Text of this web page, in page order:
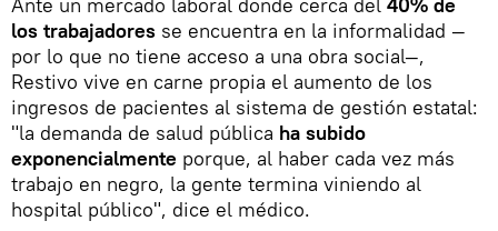
los trabajadores se encuentra en la informalidad —
por lo que no tiene acceso a una obra social—,
Restivo vive en carne propia el aumento de los
ingresos de pacientes al sistema de gestión estatal:
"la demanda de salud pública ha subido
exponencialmente porque, al haber cada vez más
trabajo en negro, la gente termina viniendo al
hospital público", dice el médico.